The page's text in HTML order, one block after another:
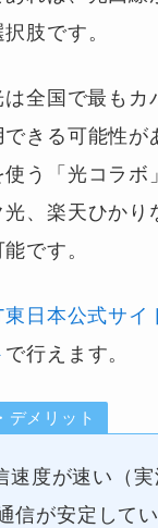
肢です。
全国で最もカ
できる可能性が
う「光コラボ
、楽天ひかり
です。
東日本公式サイ
で行えます。
デメリット
速度が速い（
信が安定して